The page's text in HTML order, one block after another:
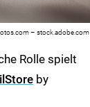
– stock.adobe.com
Rolle spielt
by